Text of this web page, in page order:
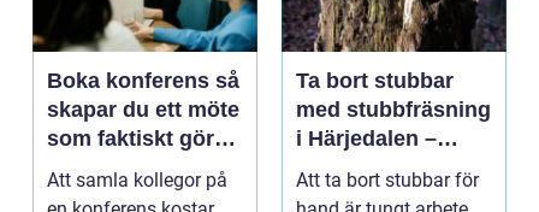
Boka konferens så
skapar du ett möte
som faktiskt gör
skillnad
Att samla kollegor på
Ta bort stubbar
med stubbfräsning
i Härjedalen –
skonsamt och
effektivt
Att ta bort stubbar för